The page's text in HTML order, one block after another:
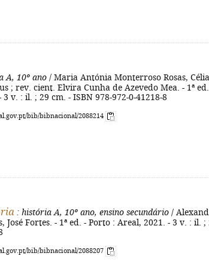
A, 10º ano / Maria Antónia Monterroso Rosas, Célia
; rev. cient. Elvira Cunha de Azevedo Mea. - 1ª
v. : il. ; 29 cm. - ISBN 978-972-0-41218-8
bib/bibnacional/2088214
: história A, 10º ano, ensino secundário /
José Fortes. - 1ª ed. - Porto : Areal, 2021. - 3 v. : il. ;
bib/bibnacional/2088207